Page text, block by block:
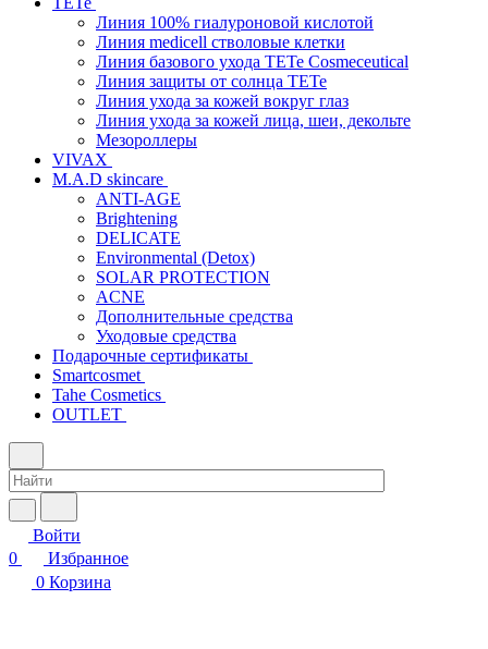
Линия 100% гиалуроновой кислотой
Линия medicell стволовые клетки
Линия базового ухода TETe Cosmeceutical
Линия защиты от солнца TETe
Линия ухода за кожей вокруг глаз
Линия ухода за кожей лица, шеи, декольте
Мезороллеры
VIVAX
M.A.D skincare
ANTI-AGE
Brightening
DELICATE
Environmental (Detox)
SOLAR PROTECTION
АCNE
Дополнительные средства
Уходовые средства
Подарочные сертификаты
Smartcosmet
Tahe Cosmetics
OUTLET
Войти
0
Избранное
0 Корзина